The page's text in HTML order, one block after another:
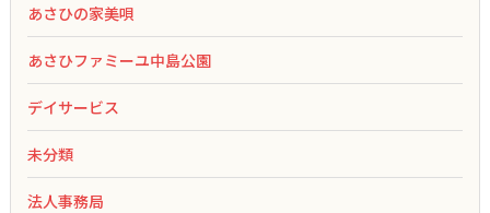
あさひの家美唄
あさひファミーユ中島公園
デイサービス
未分類
法人事務局